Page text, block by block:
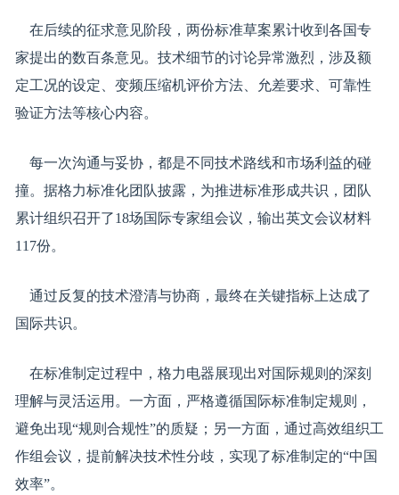
在后续的征求意见阶段，两份标准草案累计收到各国专
家提出的数百条意见。技术细节的讨论异常激烈，涉及额
定工况的设定、变频压缩机评价方法、允差要求、可靠性
验证方法等核心内容。
每一次沟通与妥协，都是不同技术路线和市场利益的碰
撞。据格力标准化团队披露，为推进标准形成共识，团队
累计组织召开了18场国际专家组会议，输出英文会议材料
117份。
通过反复的技术澄清与协商，最终在关键指标上达成了
国际共识。
在标准制定过程中，格力电器展现出对国际规则的深刻
理解与灵活运用。一方面，严格遵循国际标准制定规则，
避免出现“规则合规性”的质疑；另一方面，通过高效组织工
作组会议，提前解决技术性分歧，实现了标准制定的“中国
效率”。